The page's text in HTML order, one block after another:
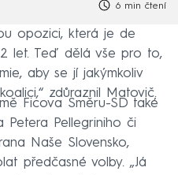
6 min čtení
opozici, která je de
let. Teď dělá vše pro to,
aby se jí jakýmkoliv
zdůraznil Matovič.
Ficova Směru-SD také
Petera Pellegriniho či
Naše Slovensko,
předčasné volby. „Já